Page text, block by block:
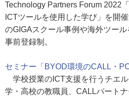
Technology Partners Forum 2022
ICTツールを使用した学び」を開
のGIGAスクール事例や海外ツール
事前登録制。
セミナー「BYOD環境のCALL・
学校授業のICT支援を行うチエ
学・高校の教職員、CALLパート